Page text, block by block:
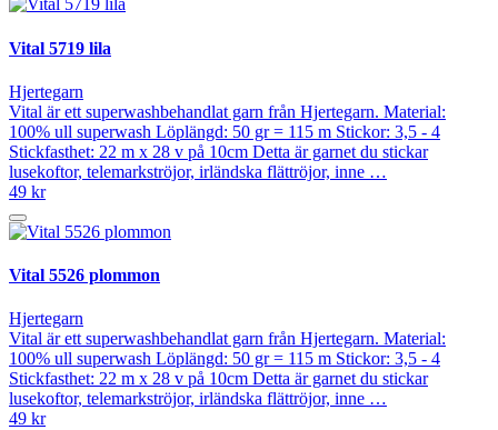
Vital 5719 lila
Hjertegarn
Vital är ett superwashbehandlat garn från Hjertegarn. Material:
100% ull superwash Löplängd: 50 gr = 115 m Stickor: 3,5 - 4
Stickfasthet: 22 m x 28 v på 10cm Detta är garnet du stickar
lusekoftor, telemarkströjor, irländska flättröjor, inne …
49 kr
Vital 5526 plommon
Hjertegarn
Vital är ett superwashbehandlat garn från Hjertegarn. Material:
100% ull superwash Löplängd: 50 gr = 115 m Stickor: 3,5 - 4
Stickfasthet: 22 m x 28 v på 10cm Detta är garnet du stickar
lusekoftor, telemarkströjor, irländska flättröjor, inne …
49 kr